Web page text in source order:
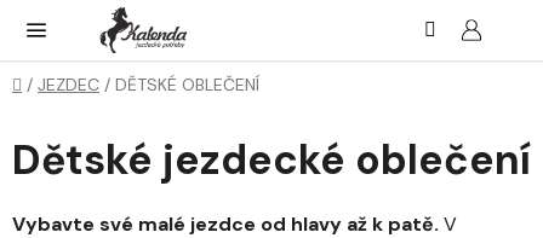
obsah
Domů
/ JEZDEC / DĚTSKÉ OBLEČENÍ
Dětské jezdecké oblečení
Vybavte své malé jezdce od hlavy až k patě. V